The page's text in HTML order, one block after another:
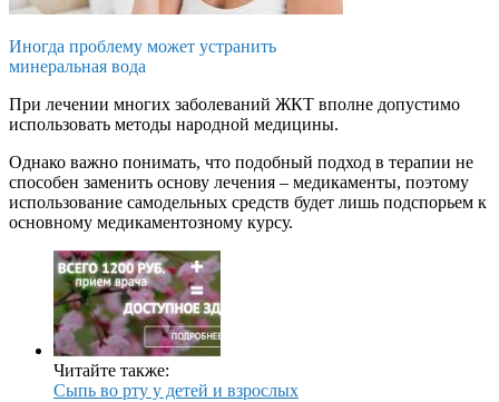
Иногда проблему может устранить
минеральная вода
При лечении многих заболеваний ЖКТ вполне допустимо
использовать методы народной медицины.
Однако важно понимать, что подобный подход в терапии не
способен заменить основу лечения – медикаменты, поэтому
использование самодельных средств будет лишь подспорьем к
основному медикаментозному курсу.
Читайте также:
Сыпь во рту у детей и взрослых